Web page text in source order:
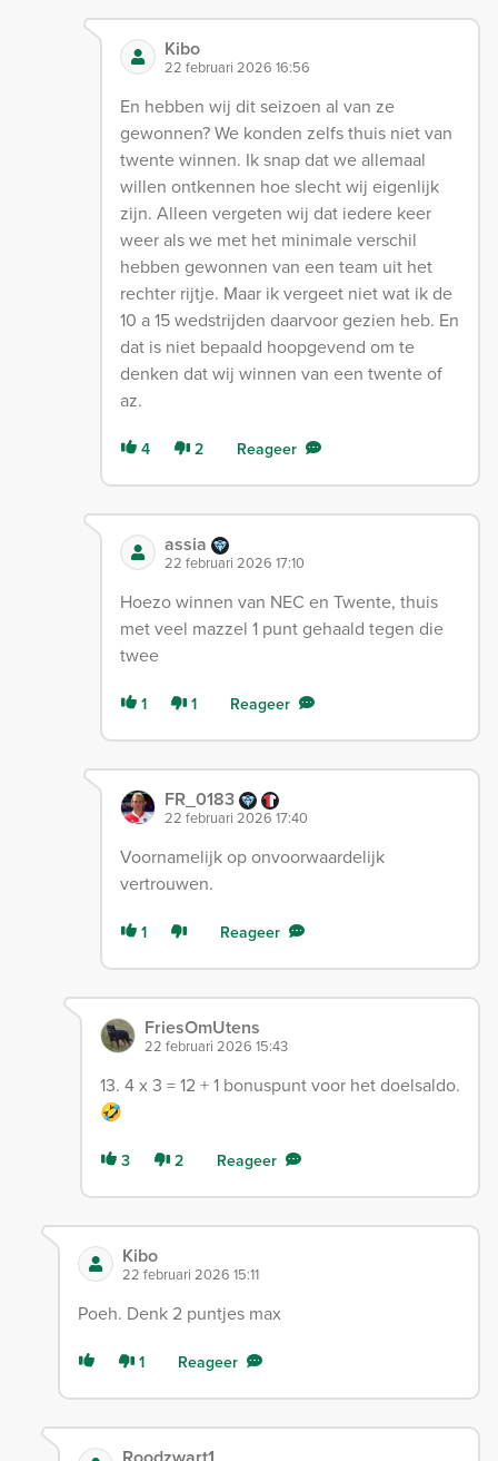
Kibo
22 februari 2026 16:56
En hebben wij dit seizoen al van ze
gewonnen? We konden zelfs thuis niet van
twente winnen. Ik snap dat we allemaal
willen ontkennen hoe slecht wij eigenlijk
zijn. Alleen vergeten wij dat iedere keer
weer als we met het minimale verschil
hebben gewonnen van een team uit het
rechter rijtje. Maar ik vergeet niet wat ik de
10 a 15 wedstrijden daarvoor gezien heb. En
dat is niet bepaald hoopgevend om te
denken dat wij winnen van een twente of
az.
4 2 Reageer
assia
22 februari 2026 17:10
Hoezo winnen van NEC en Twente, thuis
met veel mazzel 1 punt gehaald tegen die
twee
1 1 Reageer
FR_0183
22 februari 2026 17:40
Voornamelijk op onvoorwaardelijk
vertrouwen.
1 Reageer
FriesOmUtens
22 februari 2026 15:43
13. 4 x 3 = 12 + 1 bonuspunt voor het doelsaldo.
🤣
3 2 Reageer
Kibo
22 februari 2026 15:11
Poeh. Denk 2 puntjes max
1 Reageer